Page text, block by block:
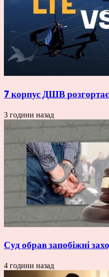
7 корпус ДШВ розгортає
3 години назад
Суд обрав запобіжні
4 години назад